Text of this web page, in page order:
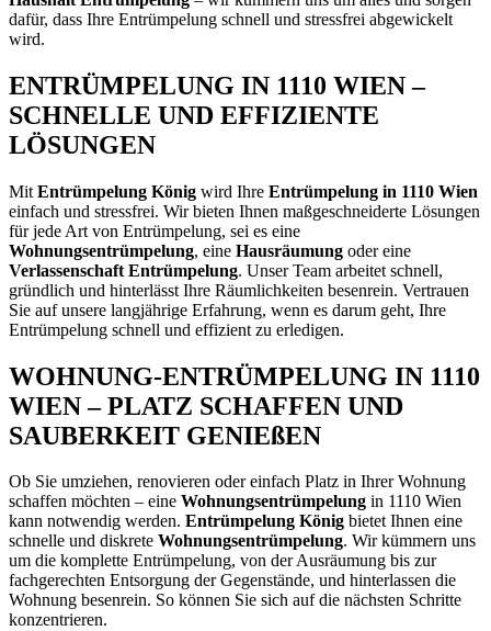
dafür, dass Ihre Entrümpelung schnell und stressfrei abgewickelt
wird.
ENTRÜMPELUNG IN 1110 WIEN –
SCHNELLE UND EFFIZIENTE
LÖSUNGEN
Mit Entrümpelung König wird Ihre Entrümpelung in 1110 Wien
einfach und stressfrei. Wir bieten Ihnen maßgeschneiderte Lösungen
für jede Art von Entrümpelung, sei es eine
Wohnungsentrümpelung, eine Hausräumung oder eine
Verlassenschaft Entrümpelung. Unser Team arbeitet schnell,
gründlich und hinterlässt Ihre Räumlichkeiten besenrein. Vertrauen
Sie auf unsere langjährige Erfahrung, wenn es darum geht, Ihre
Entrümpelung schnell und effizient zu erledigen.
WOHNUNG-ENTRÜMPELUNG IN 1110
WIEN – PLATZ SCHAFFEN UND
SAUBERKEIT GENIEßEN
Ob Sie umziehen, renovieren oder einfach Platz in Ihrer Wohnung
schaffen möchten – eine Wohnungsentrümpelung in 1110 Wien
kann notwendig werden. Entrümpelung König bietet Ihnen eine
schnelle und diskrete Wohnungsentrümpelung. Wir kümmern uns
um die komplette Entrümpelung, von der Ausräumung bis zur
fachgerechten Entsorgung der Gegenstände, und hinterlassen die
Wohnung besenrein. So können Sie sich auf die nächsten Schritte
konzentrieren.